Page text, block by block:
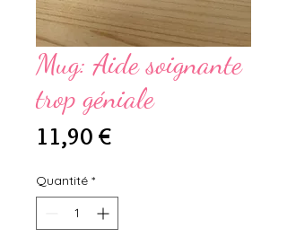
Mug: Aide soignante
trop géniale
11,90 €Prix
Quantité *